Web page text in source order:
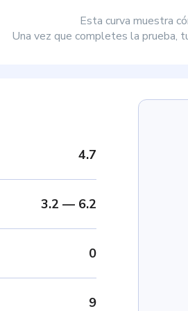
Esta curva muestra
Una vez que completes la prueba,
4.7
3.2 — 6.2
0
9